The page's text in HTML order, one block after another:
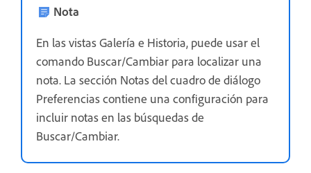
Nota
En las vistas Galería e Historia, puede usar el
comando Buscar/Cambiar para localizar una
nota. La sección Notas del cuadro de diálogo
Preferencias contiene una configuración para
incluir notas en las búsquedas de
Buscar/Cambiar.